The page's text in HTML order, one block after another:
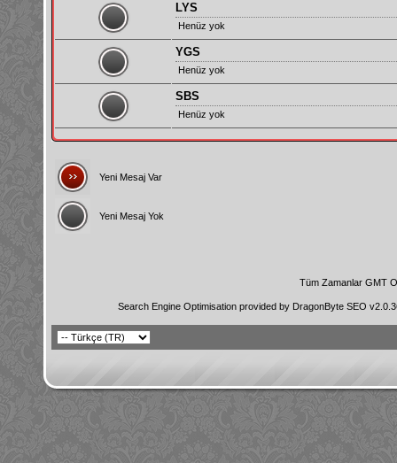
LYS
Henüz yok
YGS
Henüz yok
SBS
Henüz yok
Yeni Mesaj Var
Yeni Mesaj Yok
Tüm Zamanlar GMT
Search Engine Optimisation provided by DragonByte SEO